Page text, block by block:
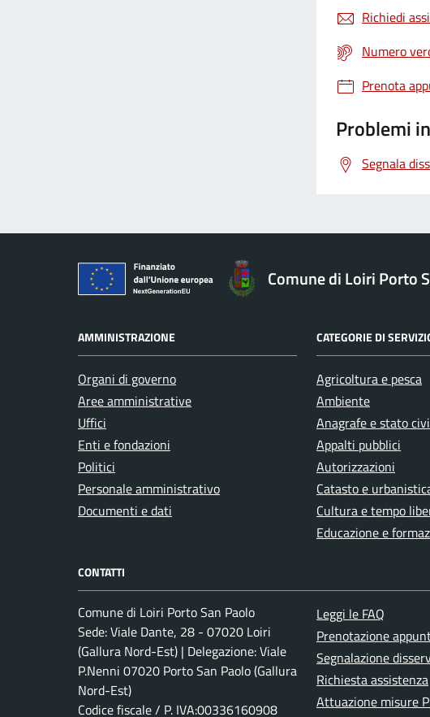
Imposte
Imprese
Inquinamento
Integrazione sociale
Isolamento termico
Istruzione
Matrimonio
Mercato
Richiedi
Numero
Prenota
Problemi
Segnala
Comune di Loiri Porto
AMMINISTRAZIONE
Organi di governo
Aree amministrative
Uffici
Enti e fondazioni
Politici
Personale amministrativo
Documenti e dati
CATEGORIE DI
Agricoltura e pesca
Ambiente
Anagrafe e stato
Appalti pubblici
Autorizzazioni
Catasto e
Cultura e tempo
Educazione e
CONTATTI
Comune di Loiri Porto San Paolo
Sede: Viale Dante, 28 - 07020 Loiri
(Gallura Nord-Est) | Delegazione: Viale
P.Nenni 07020 Porto San Paolo (Gallura
Nord-Est)
Codice fiscale / P. IVA:00336160908
Leggi le FAQ
Prenotazione
Segnalazione
Richiesta assistenza
Attuazione misure